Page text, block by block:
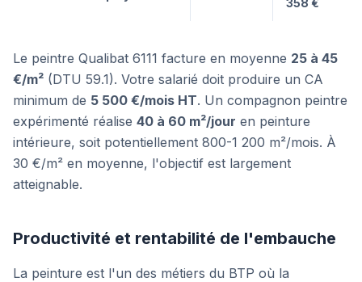
358 €
Le peintre Qualibat 6111 facture en moyenne 25 à 45
€/m² (DTU 59.1). Votre salarié doit produire un CA
minimum de 5 500 €/mois HT. Un compagnon peintre
expérimenté réalise 40 à 60 m²/jour en peinture
intérieure, soit potentiellement 800-1 200 m²/mois. À
30 €/m² en moyenne, l'objectif est largement
atteignable.
Productivité et rentabilité de l'embauche
La peinture est l'un des métiers du BTP où la